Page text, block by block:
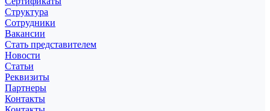
Структура
Сотрудники
Вакансии
Стать представителем
Новости
Статьи
Реквизиты
Партнеры
Контакты